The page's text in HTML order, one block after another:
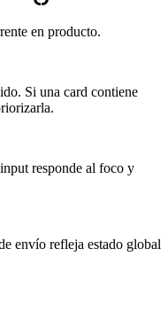
en producto.
Si una card contiene
responde al foco y
envío refleja estado global